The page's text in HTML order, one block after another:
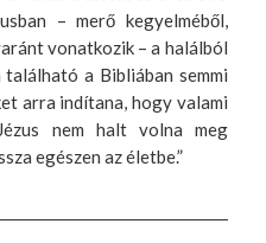
– merő kegyelméből,
vonatkozik – a halálból
a Bibliában semmi
arra indítana, hogy valami
nem halt volna meg
egészen az életbe.”